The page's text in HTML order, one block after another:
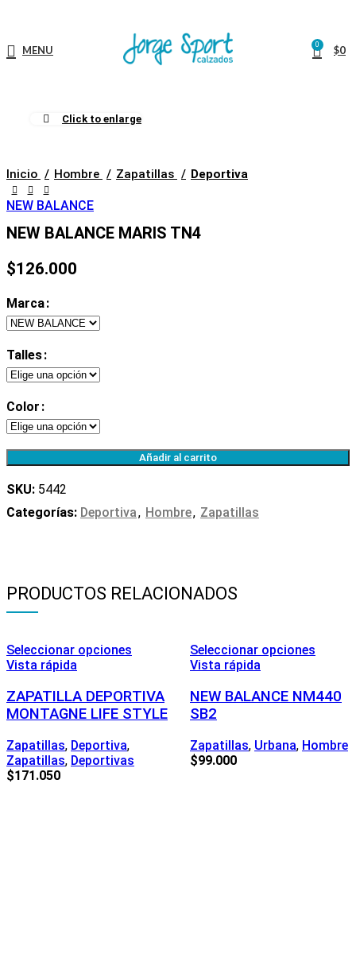
MENU 0 $0
Click to enlarge
Inicio Hombre Zapatillas Deportiva
NEW BALANCE
NEW BALANCE MARIS TN4
$126.000
Marca
Talles
Color
Añadir al carrito
SKU: 5442
Categorías: Deportiva, Hombre, Zapatillas
PRODUCTOS RELACIONADOS
Seleccionar opciones
Vista rápida
ZAPATILLA DEPORTIVA
MONTAGNE LIFE STYLE
Zapatillas, Deportiva,
Zapatillas, Deportivas
$171.050
Seleccionar opciones
Vista rápida
NEW BALANCE NM440
SB2
Zapatillas, Urbana, Hombre
$99.000